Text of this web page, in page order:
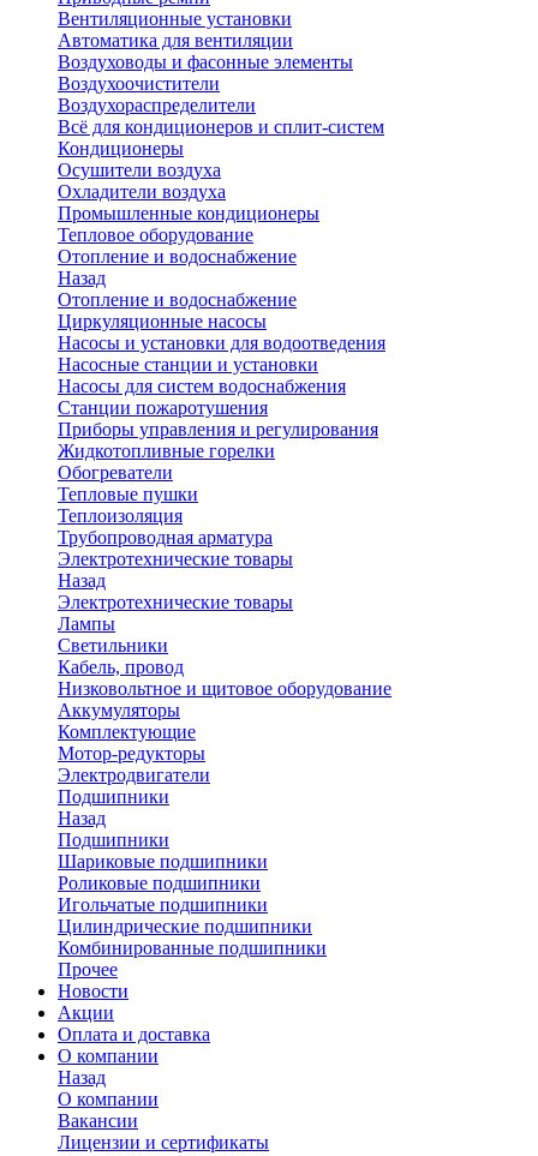
Вентиляционные установки
Автоматика для вентиляции
Воздуховоды и фасонные элементы
Воздухоочистители
Воздухораспределители
Всё для кондиционеров и сплит-систем
Кондиционеры
Осушители воздуха
Охладители воздуха
Промышленные кондиционеры
Тепловое оборудование
Отопление и водоснабжение
Назад
Отопление и водоснабжение
Циркуляционные насосы
Насосы и установки для водоотведения
Насосные станции и установки
Насосы для систем водоснабжения
Станции пожаротушения
Приборы управления и регулирования
Жидкотопливные горелки
Обогреватели
Тепловые пушки
Теплоизоляция
Трубопроводная арматура
Электротехнические товары
Назад
Электротехнические товары
Лампы
Светильники
Кабель, провод
Низковольтное и щитовое оборудование
Аккумуляторы
Комплектующие
Мотор-редукторы
Электродвигатели
Подшипники
Назад
Подшипники
Шариковые подшипники
Роликовые подшипники
Игольчатые подшипники
Цилиндрические подшипники
Комбинированные подшипники
Прочее
Новости
Акции
Оплата и доставка
О компании
Назад
О компании
Вакансии
Лицензии и сертификаты